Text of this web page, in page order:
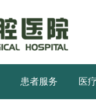
患者服务 医